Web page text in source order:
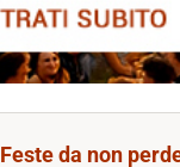
Feste da non